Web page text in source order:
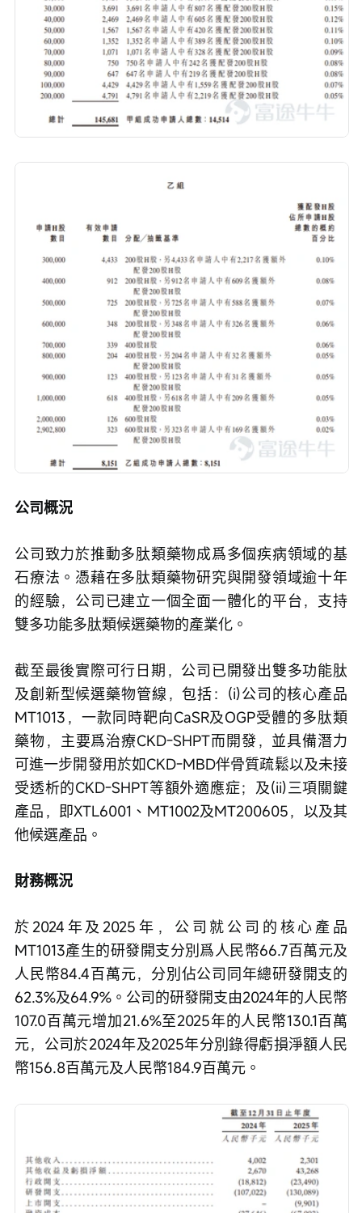
公司概況
公司致力於推動多肽類藥物成爲多個疾病領域的基
石療法。憑藉在多肽類藥物研究與開發領域逾十年
的經驗，公司已建立一個全面一體化的平台，支持
雙多功能多肽類候選藥物的產業化。
截至最後實際可行日期，公司已開發出雙多功能肽
及創新型候選藥物管線，包括：(i)公司的核心產品
MT1013，一款同時靶向CaSR及OGP受體的多肽類
藥物，主要爲治療CKD-SHPT而開發，並具備潛力
可進一步開發用於如CKD-MBD伴骨質疏鬆以及未接
受透析的CKD-SHPT等額外適應症；及(ii)三項關鍵
產品，即XTL6001、MT1002及MT200605，以及其
他候選產品。
財務概況
於2024年及2025年，公司就公司的核心產品
MT1013產生的研發開支分別爲人民幣66.7百萬元及
人民幣84.4百萬元，分別佔公司同年總研發開支的
62.3%及64.9%。公司的研發開支由2024年的人民幣
107.0百萬元增加21.6%至2025年的人民幣130.1百萬
元，公司於2024年及2025年分別錄得虧損淨額人民
幣156.8百萬元及人民幣184.9百萬元。